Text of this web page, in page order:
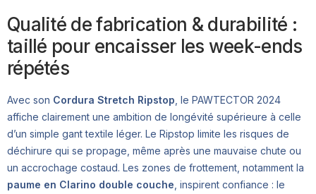
Qualité de fabrication & durabilité :
taillé pour encaisser les week-ends
répétés
Avec son Cordura Stretch Ripstop , le PAWTECTOR 2024
affiche clairement une ambition de longévité supérieure à celle
d’un simple gant textile léger. Le Ripstop limite les risques de
déchirure qui se propage, même après une mauvaise chute ou
un accrochage costaud. Les zones de frottement, notamment la
paume en Clarino double couche , inspirent confiance : le